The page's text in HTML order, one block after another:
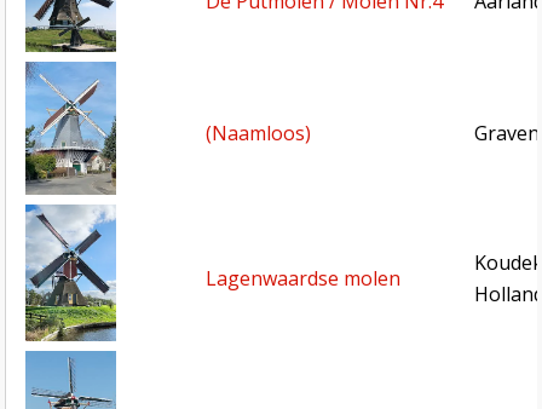
(Naamloos)
Lagenwaardse molen